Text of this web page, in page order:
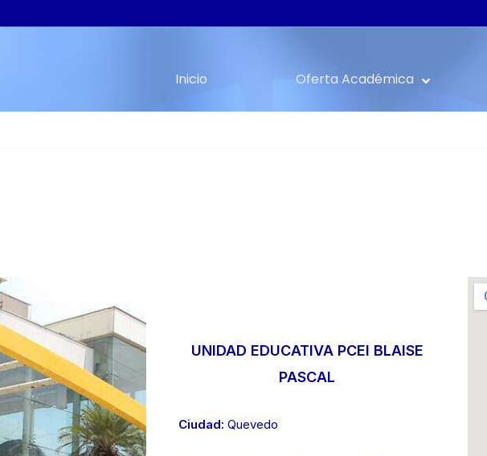
Inicio Oferta Académica
UNIDAD EDUCATIVA PCEI BLAISE
PASCAL
Ciudad:Quevedo